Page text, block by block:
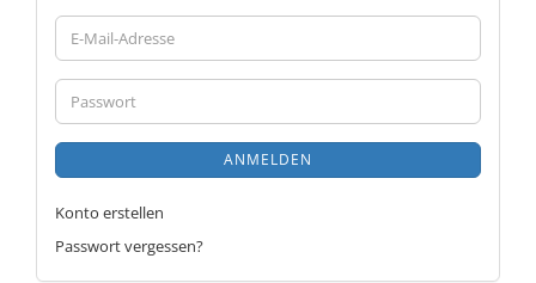
E-
Mail-
Adresse
Passwort
ANMELDEN
Konto erstellen
Passwort vergessen?